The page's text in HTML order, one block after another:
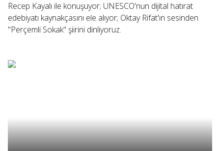
Recep Kayalı ile konuşuyor; UNESCO'nun dijital hatırat
edebiyatı kaynakçasını ele alıyor; Oktay Rifat'ın sesinden
"Perçemli Sokak" şiirini dinliyoruz.